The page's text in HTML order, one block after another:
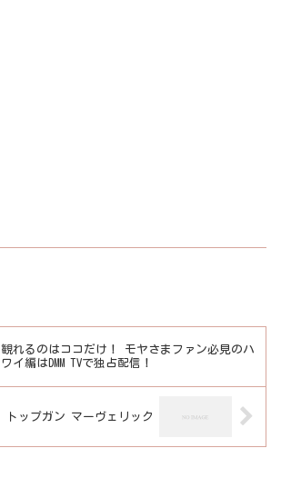
観れるのはココだけ！ モヤさまファン必見のハ
ワイ編はDMM TVで独占配信！
トップガン マーヴェリック